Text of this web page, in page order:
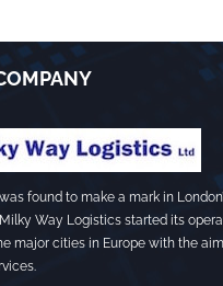
found to make a mark in
Way Logistics started its
major cities in Europe with the